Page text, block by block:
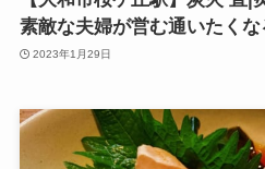
素敵な夫婦が営む通いたくな
2023年1月29日